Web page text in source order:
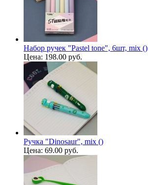
Набор ручек "Pastel tone", 6шт, mix ()
Цена: 198.00 руб.
Ручка "Dinosaur", mix ()
Цена: 69.00 руб.